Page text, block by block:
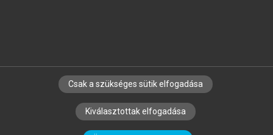
SZERZŐKNEK CÉGEKNEK KÖNYVTÁROSOKNAK
SZERKESZTÉSI ÉS LEKTORÁLÁSI ALAPELVEK
Csak a szükséges sütik elfogadása
Kiválasztottak elfogadása